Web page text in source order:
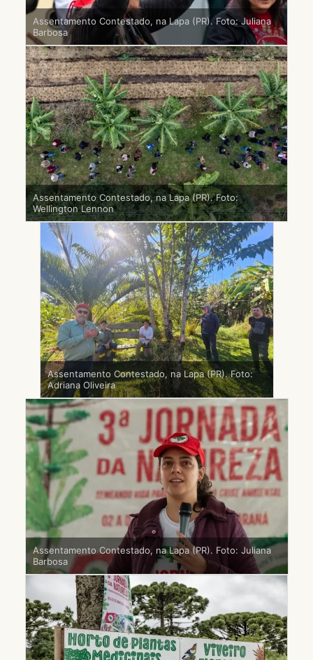
Assentamento Contestado, na Lapa (PR). Foto: Juliana
Barbosa
Assentamento Contestado, na Lapa (PR). Foto:
Wellington Lennon
Assentamento Contestado, na Lapa (PR). Foto:
Adriana Oliveira
Assentamento Contestado, na Lapa (PR). Foto: Juliana
Barbosa